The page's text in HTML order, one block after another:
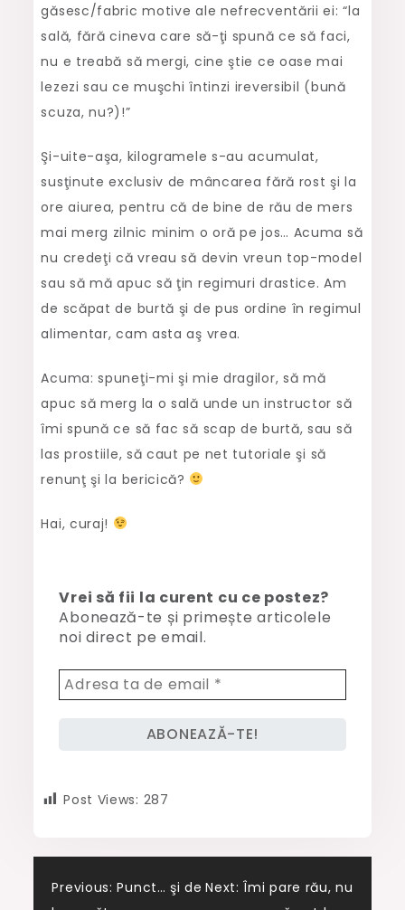
găsesc/fabric motive ale nefrecventării ei: “la
sală, fără cineva care să-ţi spună ce să faci,
nu e treabă să mergi, cine ştie ce oase mai
lezezi sau ce muşchi întinzi ireversibil (bună
scuza, nu?)!”
Şi-uite-aşa, kilogramele s-au acumulat,
susţinute exclusiv de mâncarea fără rost şi la
ore aiurea, pentru că de bine de rău de mers
mai merg zilnic minim o oră pe jos… Acuma să
nu credeţi că vreau să devin vreun top-model
sau să mă apuc să ţin regimuri drastice. Am
de scăpat de burtă şi de pus ordine în regimul
alimentar, cam asta aş vrea.
Acuma: spuneţi-mi şi mie dragilor, să mă
apuc să merg la o sală unde un instructor să
îmi spună ce să fac să scap de burtă, sau să
las prostiile, să caut pe net tutoriale şi să
renunţ şi la bericică?
Hai, curaj!
Vrei să fii la curent cu ce postez?
Abonează-te și primește articolele
noi direct pe email.
Post Views: 287
Post
Previous: Punct… şi de Next: Îmi pare rău, nu